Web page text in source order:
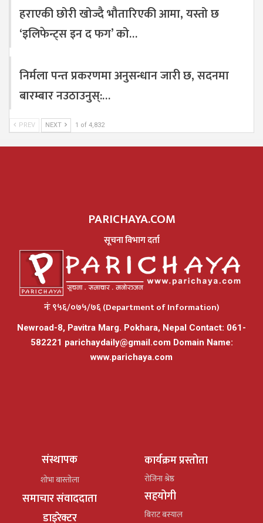
हराएकी छोरी खोज्दै भौतारिएकी आमा, यस्तो छ
‘इलिफेन्ट्स इन द फग’ को…
निर्मला पन्त प्रकरणमा अनुसन्धान जारी छ, सदनमा
बारम्बार नउठाउनुस्:…
PREV NEXT 1 of 4,832
PARICHAYA.COM
सूचना विभाग दर्ता
नंः ९५६/०७५/७६ (Department of Information)
Newroad-8, Pavitra Marg. Pokhara, Nepal Contact: 061-
582221 parichaydaily@gmail.comDomain Name:
www.parichaya.com
संस्थापक
शोभा बास्तोला
समाचार संवाददाता
डाइरेक्टर
कार्यक्रम प्रस्तोता
रोजिना श्रेष्ठ
सहयोगी
बिराट बस्याल